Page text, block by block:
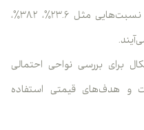
از روابط میان اعداد فیبوناچی، نسبت‌هایی مثل ۲۳.۶٪، ۳۸.۲٪،
برای بررسی نواحی احتمالی
و هدف‌های قیمتی استفاده